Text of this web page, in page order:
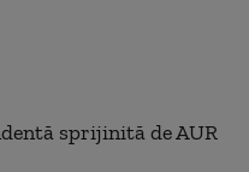
sprijinită de AUR